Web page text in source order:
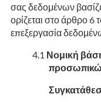
σας δεδομένων
ορίζεται στο άρθρο
επεξεργασία
Νομική